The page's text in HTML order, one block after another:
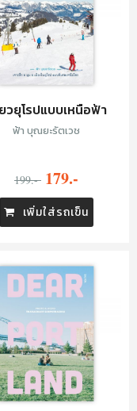
วยุโรปแบบเหนือฟ้า
ฟ้า บุณยะรัตเวช
199.- 179.-
เพิ่มใส่รถเข็น